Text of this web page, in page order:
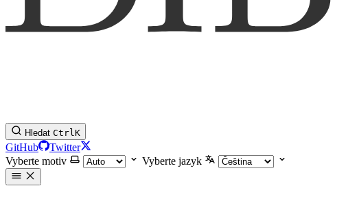
Hledat CtrlK
GitHub
Twitter
Vyberte motiv
Vyberte jazyk